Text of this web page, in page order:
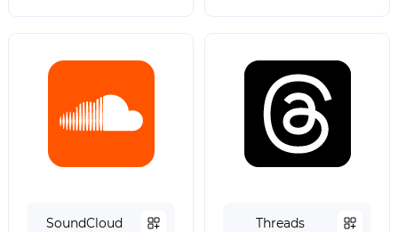
SoundCloud Threads